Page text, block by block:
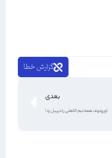
گزارش خطا
بعدی
اورونوف همه تیم الاهلی را دریبل زد!